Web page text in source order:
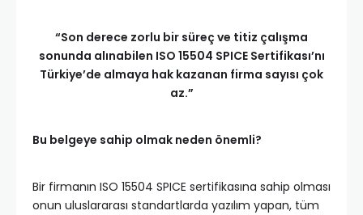
“Son derece zorlu bir süreç ve titiz çalışma
sonunda alınabilen ISO 15504 SPICE Sertifikası’nı
Türkiye’de almaya hak kazanan firma sayısı çok
az.”
Bu belgeye sahip olmak neden önemli?
Bir firmanın ISO 15504 SPICE sertifikasına sahip olması
onun uluslararası standartlarda yazılım yapan, tüm